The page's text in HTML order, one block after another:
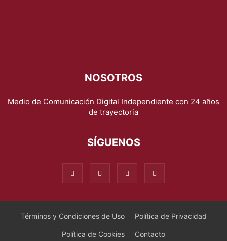
NOSOTROS
Medio de Comunicación Digital Independiente con 24 años
de trayectoria
SÍGUENOS
Términos y Condiciones de Uso Política de Privacidad
Política de Cookies Contacto